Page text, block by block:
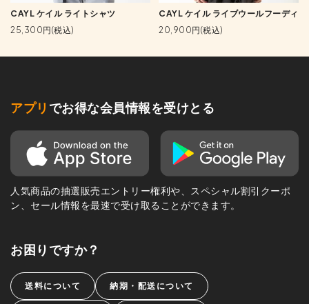
CAYL ケイル ライトシャツ
25,300円(税込)
CAYL ケイル ライブウールフーディ
20,900円(税込)
アプリ でお得な会員情報を受けとる
人気商品の抽選販売エントリー権利や、スペシャル割引クーポ
ン、セール情報を最速で受け取ることができます。
お困りですか？
送料について 納期・配送について